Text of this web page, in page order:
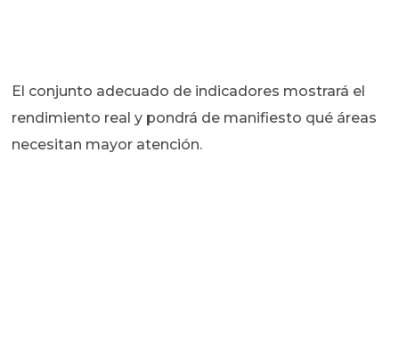
El conjunto adecuado de indicadores mostrará el
rendimiento real y pondrá de manifiesto qué áreas
necesitan mayor atención.